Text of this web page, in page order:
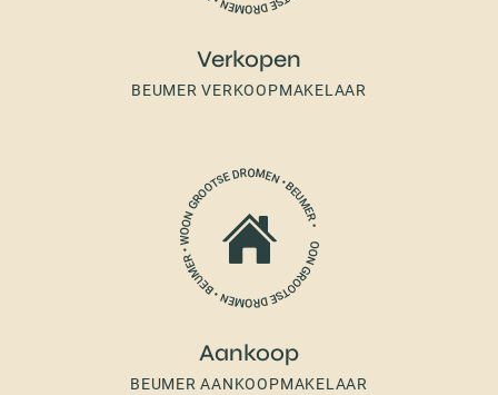
Verkopen
BEUMER VERKOOPMAKELAAR
Aankoop
BEUMER AANKOOPMAKELAAR